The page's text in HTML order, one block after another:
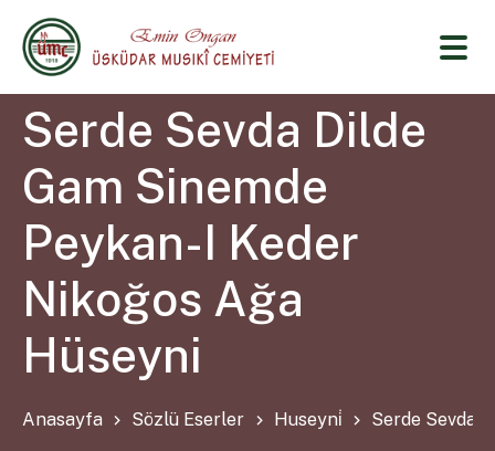
Serde Sevda Dilde
Gam Sinemde
Peykan-I Keder
Nikoğos Ağa
Hüseyni
Anasayfa Sözlü Eserler Huseyni̇ Serde Sevda